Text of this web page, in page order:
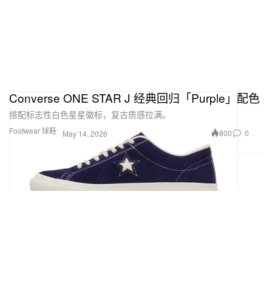
Footwear 球鞋
Converse ONE STAR J 经典回归「Purple」配色
搭配标志性白色星星徽标，复古质感拉满。
May 14, 2026 800 0